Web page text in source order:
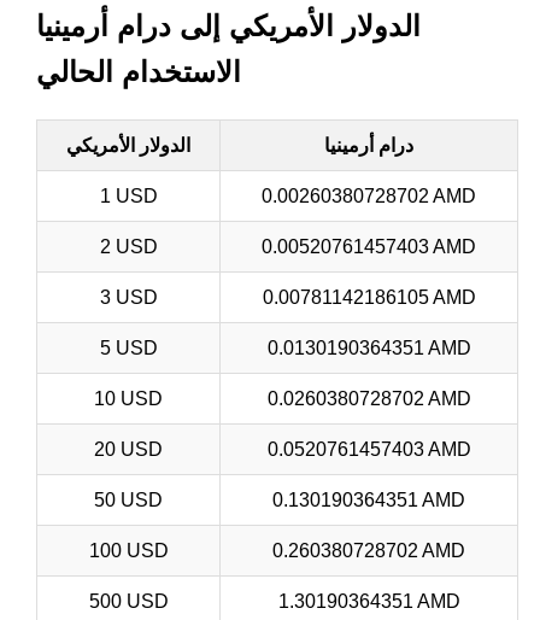
الدولار الأمريكي إلى درام أرمينيا
الاستخدام الحالي
الدولار الأمريكي درام أرمينيا
1 USD 0.00260380728702 AMD
2 USD 0.00520761457403 AMD
3 USD 0.00781142186105 AMD
5 USD 0.0130190364351 AMD
10 USD 0.0260380728702 AMD
20 USD 0.0520761457403 AMD
50 USD 0.130190364351 AMD
100 USD 0.260380728702 AMD
500 USD 1.30190364351 AMD